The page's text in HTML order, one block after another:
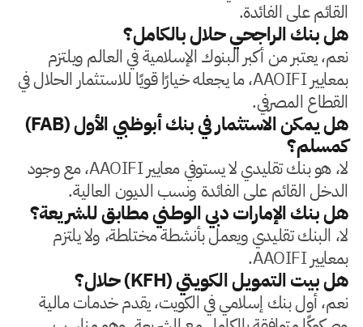
القائم على الفائدة.
هل بنك الراجحي حلال بالكامل؟
نعم، يعتبر من أكبر البنوك الإسلامية في العالم ويلتزم
بمعايير AAOIFI، ما يجعله خيارًا قويًا للاستثمار الحلال في
القطاع المصرفي.
هل يمكن الاستثمار في بنك أبوظبي الأول (FAB)
كمسلم؟
لا، هو بنك تقليدي لا يستوفي معايير AAOIFI، مع وجود
الدخل القائم على الفائدة ونسب الديون العالية.
هل بنك الإمارات دبي الوطني مطابق للشريعة؟
لا، البنك تقليدي ويعمل بأنشطة مختلطة، ولا يلتزم
بمعايير AAOIFI.
هل بيت التمويل الكويتي (KFH) حلال؟
نعم، أول بنك إسلامي في الكويت، يقدم خدمات مالية